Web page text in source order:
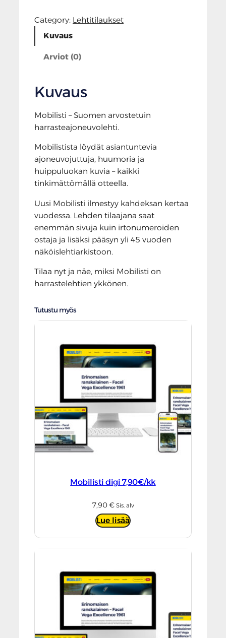
Category: Lehtitilaukset
Kuvaus
Arviot (0)
Kuvaus
Mobilisti – Suomen arvostetuin
harrasteajoneuvolehti.
Mobilistista löydät asiantuntevia
ajoneuvojuttuja, huumoria ja
huippuluokan kuvia – kaikki
tinkimättömällä otteella.
Uusi Mobilisti ilmestyy kahdeksan kertaa
vuodessa. Lehden tilaajana saat
enemmän sivuja kuin irtonumeroiden
ostaja ja lisäksi pääsyn yli 45 vuoden
näköislehtiarkistoon.
Tilaa nyt ja näe, miksi Mobilisti on
harrastelehtien ykkönen.
Tutustu myös
Mobilisti digi 7,90€/kk
7,90€ Sis. alv
Lue lisää